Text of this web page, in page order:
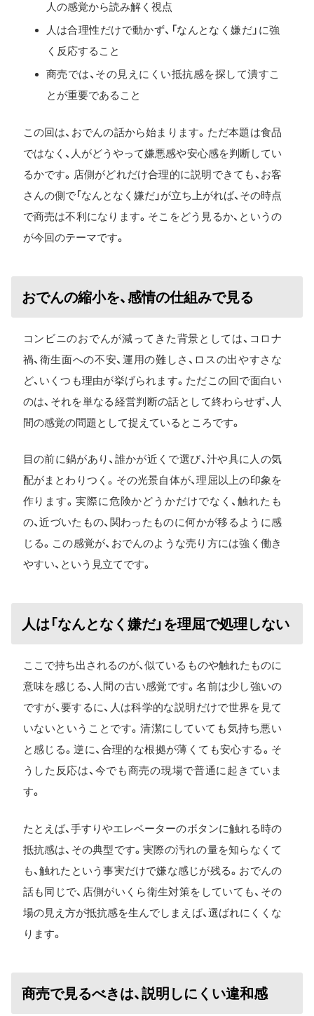
人の感覚から読み解く視点
人は合理性だけで動かず、「なんとなく嫌だ」に強
く反応すること
商売では、その見えにくい抵抗感を探して潰すこ
とが重要であること
この回は、おでんの話から始まります。ただ本題は食品
ではなく、人がどうやって嫌悪感や安心感を判断してい
るかです。店側がどれだけ合理的に説明できても、お客
さんの側で「なんとなく嫌だ」が立ち上がれば、その時点
で商売は不利になります。そこをどう見るか、というの
が今回のテーマです。
おでんの縮小を、感情の仕組みで見る
コンビニのおでんが減ってきた背景としては、コロナ
禍、衛生面への不安、運用の難しさ、ロスの出やすさな
ど、いくつも理由が挙げられます。ただこの回で面白い
のは、それを単なる経営判断の話として終わらせず、人
間の感覚の問題として捉えているところです。
目の前に鍋があり、誰かが近くで選び、汁や具に人の気
配がまとわりつく。その光景自体が、理屈以上の印象を
作ります。実際に危険かどうかだけでなく、触れたも
の、近づいたもの、関わったものに何かが移るように感
じる。この感覚が、おでんのような売り方には強く働き
やすい、という見立てです。
人は「なんとなく嫌だ」を理屈で処理しない
ここで持ち出されるのが、似ているものや触れたものに
意味を感じる、人間の古い感覚です。名前は少し強いの
ですが、要するに、人は科学的な説明だけで世界を見て
いないということです。清潔にしていても気持ち悪い
と感じる。逆に、合理的な根拠が薄くても安心する。そ
うした反応は、今でも商売の現場で普通に起きていま
す。
たとえば、手すりやエレベーターのボタンに触れる時の
抵抗感は、その典型です。実際の汚れの量を知らなくて
も、触れたという事実だけで嫌な感じが残る。おでんの
話も同じで、店側がいくら衛生対策をしていても、その
場の見え方が抵抗感を生んでしまえば、選ばれにくくな
ります。
商売で見るべきは、説明しにくい違和感